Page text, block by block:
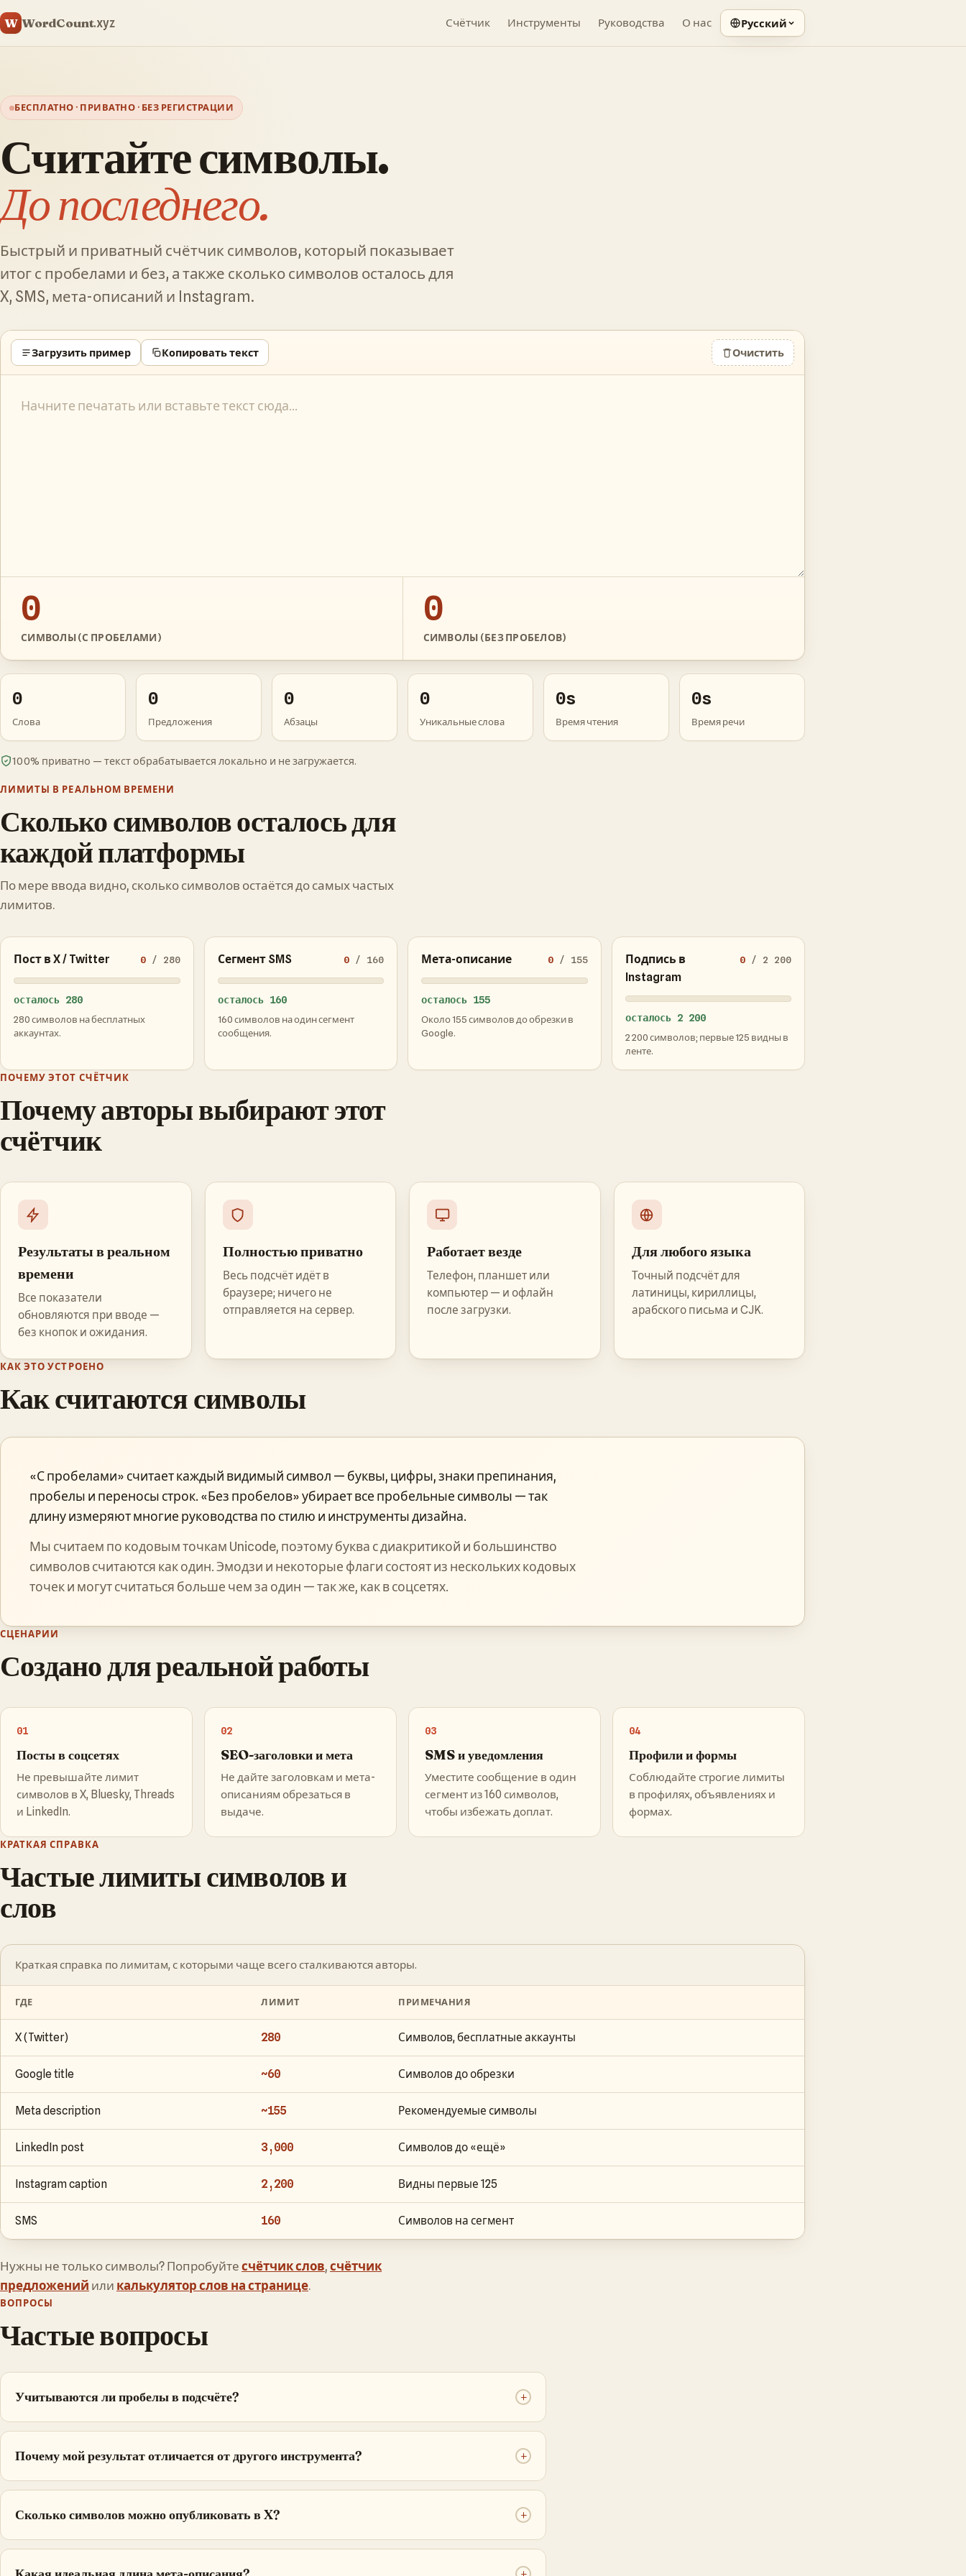
W WordCount.xyz Счётчик Инструменты Руководства О нас Русский
БЕСПЛАТНО · ПРИВАТНО · БЕЗ РЕГИСТРАЦИИ
Считайте символы.
До последнего.
Быстрый и приватный счётчик символов, который показывает
итог с пробелами и без, а также сколько символов осталось для
X, SMS, мета-описаний и Instagram.
Загрузить пример Копировать текст Очистить
0
СИМВОЛЫ (С ПРОБЕЛАМИ)
0
СИМВОЛЫ (БЕЗ ПРОБЕЛОВ)
0
Слова
0
Предложения
0
Абзацы
0
Уникальные слова
0s
Время чтения
0s
Время речи
100% приватно — текст обрабатывается локально и не загружается.
ЛИМИТЫ В РЕАЛЬНОМ ВРЕМЕНИ
Сколько символов осталось для
каждой платформы
По мере ввода видно, сколько символов остаётся до самых частых
лимитов.
Пост в X / Twitter 0/ 280
осталось 280
280 символов на бесплатных
аккаунтах.
Сегмент SMS 0 / 160
осталось 160
160 символов на один сегмент
сообщения.
Мета-описание 0/ 155
осталось 155
Около 155 символов до обрезки в
Google.
Подпись в
Instagram
0 / 2 200
осталось 2 200
2 200 символов; первые 125 видны в
ленте.
ПОЧЕМУ ЭТОТ СЧЁТЧИК
Почему авторы выбирают этот
счётчик
Результаты в реальном
времени
Все показатели
обновляются при вводе —
без кнопок и ожидания.
Полностью приватно
Весь подсчёт идёт в
браузере; ничего не
отправляется на сервер.
Работает везде
Телефон, планшет или
компьютер — и офлайн
после загрузки.
Для любого языка
Точный подсчёт для
латиницы, кириллицы,
арабского письма и CJK.
КАК ЭТО УСТРОЕНО
Как считаются символы
«С пробелами» считает каждый видимый символ — буквы, цифры, знаки препинания,
пробелы и переносы строк. «Без пробелов» убирает все пробельные символы — так
длину измеряют многие руководства по стилю и инструменты дизайна.
Мы считаем по кодовым точкам Unicode, поэтому буква с диакритикой и большинство
символов считаются как один. Эмодзи и некоторые флаги состоят из нескольких кодовых
точек и могут считаться больше чем за один — так же, как в соцсетях.
СЦЕНАРИИ
Создано для реальной работы
01
Посты в соцсетях
Не превышайте лимит
символов в X, Bluesky, Threads
и LinkedIn.
02
SEO-заголовки и мета
Не дайте заголовкам и мета-
описаниям обрезаться в
выдаче.
03
SMS и уведомления
Уместите сообщение в один
сегмент из 160 символов,
чтобы избежать доплат.
04
Профили и формы
Соблюдайте строгие лимиты
в профилях, объявлениях и
формах.
КРАТКАЯ СПРАВКА
Частые лимиты символов и
слов
Краткая справка по лимитам, с которыми чаще всего сталкиваются авторы.
ГДЕ ЛИМИТ ПРИМЕЧАНИЯ
X (Twitter) 280 Символов, бесплатные аккаунты
Google title ~60 Символов до обрезки
Meta description ~155 Рекомендуемые символы
LinkedIn post 3,000 Символов до «ещё»
Instagram caption 2,200 Видны первые 125
SMS 160 Символов на сегмент
Нужны не только символы? Попробуйте счётчик слов, счётчик
предложений или калькулятор слов на странице.
ВОПРОСЫ
Частые вопросы
Учитываются ли пробелы в подсчёте? +
Почему мой результат отличается от другого инструмента? +
Сколько символов можно опубликовать в X? +